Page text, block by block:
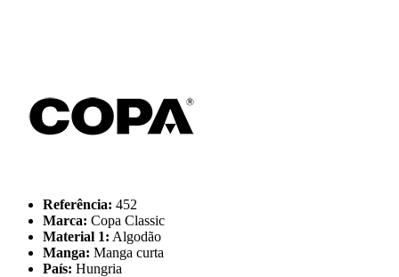
Referência: 452
Marca: Copa Classic
Material 1: Algodão
Manga: Manga curta
País: Hungria